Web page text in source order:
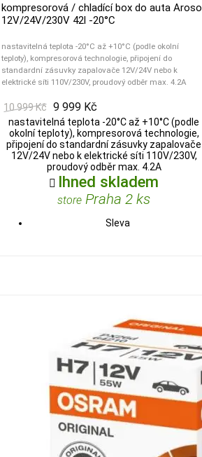
kompresorová / chladící box do auta Aroso
12V/24V/230V 42l -20°C
nastavitelná teplota -20°C až +10°C (podle okolní
teploty), kompresorová technologie, připojení do
standardní zásuvky zapalovače 12V/24V nebo k
elektrické síti 110V/230V, proudový odběr max. 4.2A
10 999 Kč 9 999 Kč
nastavitelná teplota -20°C až +10°C (podle
okolní teploty), kompresorová technologie,
připojení do standardní zásuvky zapalovače
12V/24V nebo k elektrické síti 110V/230V,
proudový odběr max. 4.2A
 Ihned skladem
store Praha 2 ks
Sleva